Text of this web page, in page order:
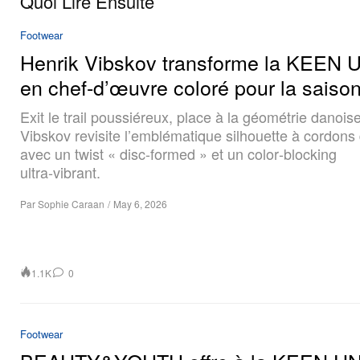
Footwear
Henrik Vibskov transforme la KEEN
en chef‑d’œuvre coloré pour la
Exit le trail poussiéreux, place à la géométrie
Vibskov revisite l’emblématique silhouette à
avec un twist « disc-formed » et un color‑blocking
ultra‑vibrant.
ParSophie Caraan / May 6, 2026
1.1K 0
Footwear